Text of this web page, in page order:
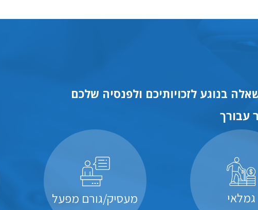
בנוגע לזכויותיכם ולפנסיה שלכם
עבורך
גמלאי מעסיק/גורם מפעל